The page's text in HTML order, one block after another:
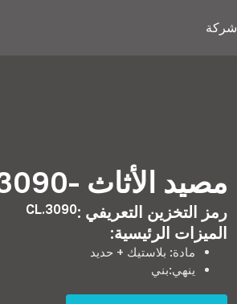
شركة
مصيد الأثاث -CL.3090
رمز التخزين التعريفي :CL.3090
الميزات الرئيسية:
مادة: بلاستيك + حديد
ينهي:بني